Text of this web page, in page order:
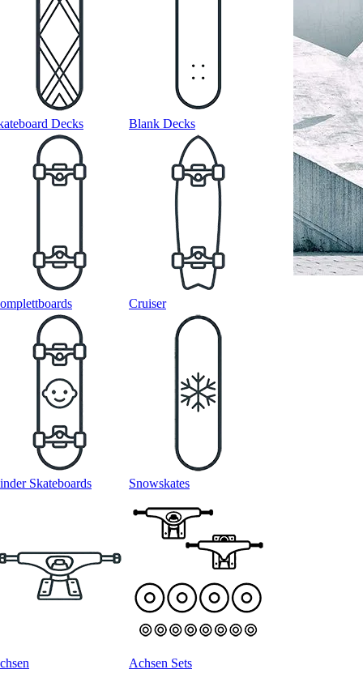
Decks Blank Decks
Cruiser
Skateboards Snowskates
Achsen Sets